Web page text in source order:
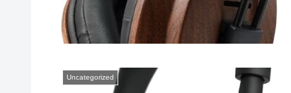
Uncategorized